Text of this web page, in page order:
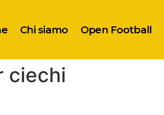
Chi siamo Open Football
ciechi